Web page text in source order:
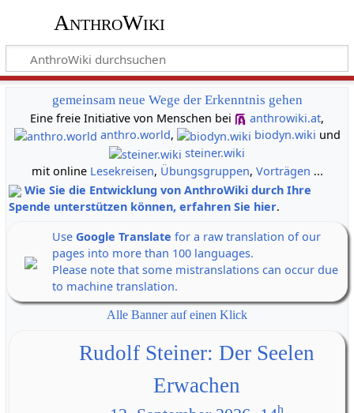
AnthroWiki
gemeinsam neue Wege der Erkenntnis gehen
Eine freie Initiative von Menschen bei
anthrowiki.at,
anthro.world, biodyn.wiki und
steiner.wiki
mit online Lesekreisen, Übungsgruppen, Vorträgen ...
Wie Sie die Entwicklung von AnthroWiki durch Ihre
Spende unterstützen können, erfahren Sie hier.
Use Google Translate for a raw translation of our
pages into more than 100 languages.
Please note that some mistranslations can occur due
to machine translation.
Alle Banner auf einen Klick
Rudolf Steiner: Der Seelen
Erwachen
h